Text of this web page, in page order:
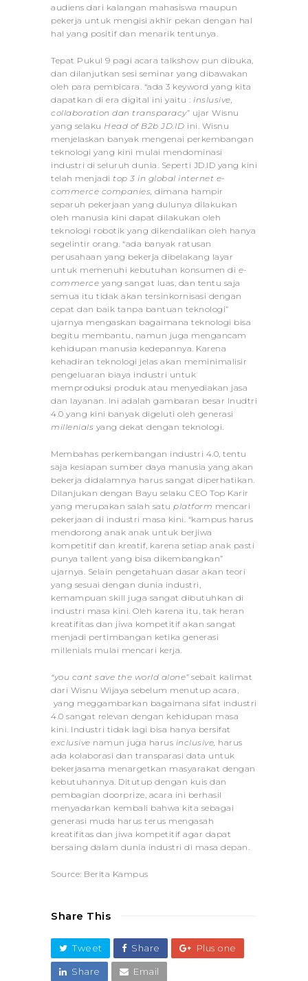
audiens dari kalangan mahasiswa maupun
pekerja untuk mengisi akhir pekan dengan hal
hal yang positif dan menarik tentunya.
Tepat Pukul 9 pagi acara talkshow pun dibuka,
dan dilanjutkan sesi seminar yang dibawakan
oleh para pembicara. “ada 3 keyword yang kita
dapatkan di era digital ini yaitu : inslusive,
collaboration dan transparacy” ujar Wisnu
yang selaku Head of B2b JD.ID ini. Wisnu
menjelaskan banyak mengenai perkembangan
teknologi yang kini mulai mendominasi
industri di seluruh dunia. Seperti JD.ID yang kini
telah menjadi top 3 in global internet e-
commerce companies, dimana hampir
separuh pekerjaan yang dulunya dilakukan
oleh manusia kini dapat dilakukan oleh
teknologi robotik yang dikendalikan oleh hanya
segelintir orang. “ada banyak ratusan
perusahaan yang bekerja dibelakang layar
untuk memenuhi kebutuhan konsumen di e-
commerce yang sangat luas, dan tentu saja
semua itu tidak akan tersinkornisasi dengan
cepat dan baik tanpa bantuan teknologi”
ujarnya mengaskan bagaimana teknologi bisa
begitu membantu, namun juga mengancam
kehidupan manusia kedepannya. Karena
kehadiran teknologi jelas akan meminimalisir
pengeluaran biaya industri untuk
memproduksi produk atau menyediakan jasa
dan layanan. Ini adalah gambaran besar Inudtri
4.0 yang kini banyak digeluti oleh generasi
millenials yang dekat dengan teknologi.
Membahas perkembangan industri 4.0, tentu
saja kesiapan sumber daya manusia yang akan
bekerja didalamnya harus sangat diperhatikan.
Dilanjukan dengan Bayu selaku CEO Top Karir
yang merupakan salah satu platform mencari
pekerjaan di industri masa kini. “kampus harus
mendorong anak anak untuk berjiwa
kompetitif dan kreatif, karena setiap anak pasti
punya tallent yang bisa dikembangkan”
ujarnya. Selain pengetahuan dasar akan teori
yang sesuai dengan dunia industri,
kemampuan skill juga sangat dibutuhkan di
industri masa kini. Oleh karena itu, tak heran
kreatifitas dan jiwa kompetitif akan sangat
menjadi pertimbangan ketika generasi
millenials mulai mencari kerja.
“you cant save the world alone”sebait kalimat
dari Wisnu Wijaya sebelum menutup acara,
yang meggambarkan bagaimana sifat industri
4.0 sangat relevan dengan kehidupan masa
kini. Industri tidak lagi bisa hanya bersifat
exclusive namun juga harus inclusive, harus
ada kolaborasi dan transparasi data untuk
bekerjasama menargetkan masyarakat dengan
kebutuhannya. Ditutup dengan kuis dan
pembagian doorprize, acara ini berhasil
menyadarkan kembali bahwa kita sebagai
generasi muda harus terus mengasah
kreatifitas dan jiwa kompetitif agar dapat
bersaing dalam dunia industri di masa depan.
Source: Berita Kampus
Share This
Tweet Share Plus one
Share Email